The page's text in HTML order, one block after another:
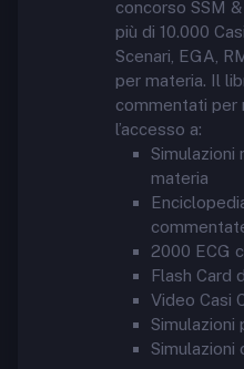
concorso SSM
più di 10.000
Scenari, EGA,
per materia. Il
commentati per
l’accesso a:
Simulazioni
materia
2000 ECG
Flash Card
Video Casi
Simulazioni
Simulazioni